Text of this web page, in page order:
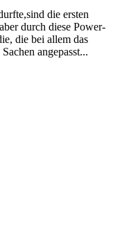
die ersten
durch diese Power-
die bei allem das
angepasst...